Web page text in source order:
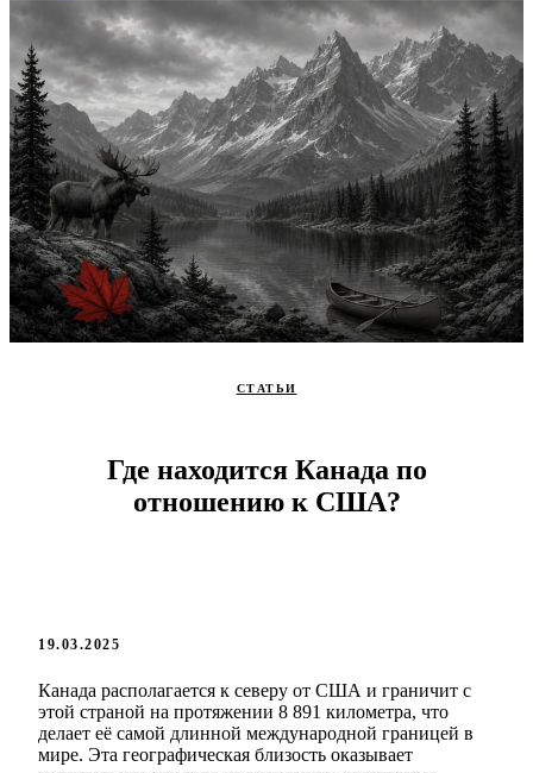
СТАТЬИ
Где находится Канада по
отношению к США?
19.03.2025
Канада располагается к северу от США и граничит с
этой страной на протяжении 8 891 километра, что
делает её самой длинной международной границей в
мире. Эта географическая близость оказывает